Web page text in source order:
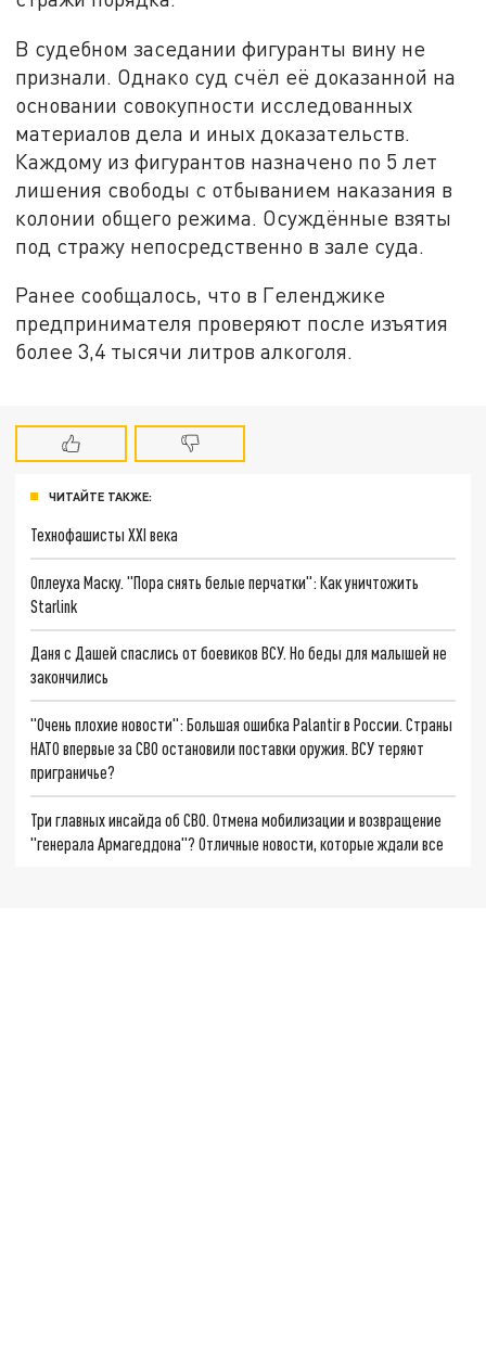
В судебном заседании фигуранты вину не
признали. Однако суд счёл её доказанной на
основании совокупности исследованных
материалов дела и иных доказательств.
Каждому из фигурантов назначено по 5 лет
лишения свободы с отбыванием наказания в
колонии общего режима. Осуждённые взяты
под стражу непосредственно в зале суда.
Ранее сообщалось, что в Геленджике
предпринимателя проверяют после изъятия
более 3,4 тысячи литров алкоголя.
ЧИТАЙТЕ ТАКЖЕ:
Технофашисты XXI века
Оплеуха Маску. "Пора снять белые перчатки": Как уничтожить
Starlink
Даня с Дашей спаслись от боевиков ВСУ. Но беды для малышей не
закончились
"Очень плохие новости": Большая ошибка Palantir в России. Страны
НАТО впервые за СВО остановили поставки оружия. ВСУ теряют
приграничье?
Три главных инсайда об СВО. Отмена мобилизации и возвращение
"генерала Армагеддона"? Отличные новости, которые ждали все